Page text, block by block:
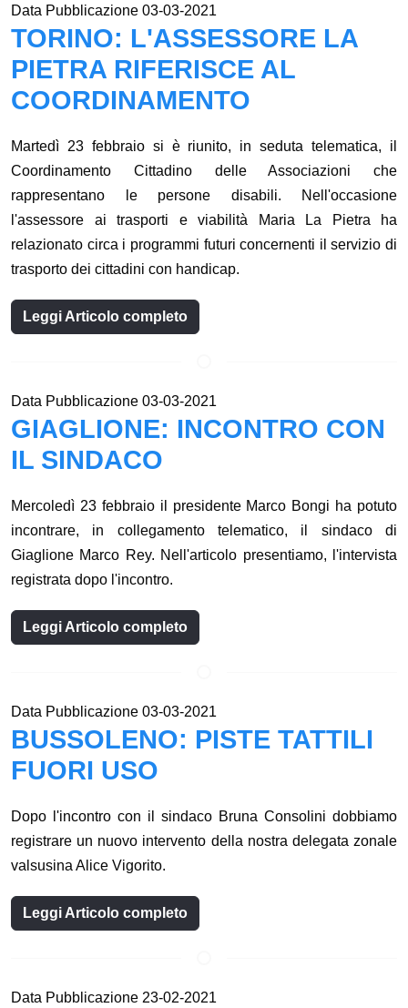
Data Pubblicazione 03-03-2021
TORINO: L'ASSESSORE LA
PIETRA RIFERISCE AL
COORDINAMENTO
Martedì 23 febbraio si è riunito, in seduta telematica, il
Coordinamento Cittadino delle Associazioni che
rappresentano le persone disabili. Nell'occasione
l'assessore ai trasporti e viabilità Maria La Pietra ha
relazionato circa i programmi futuri concernenti il servizio di
trasporto dei cittadini con handicap.
Leggi Articolo completo
Data Pubblicazione 03-03-2021
GIAGLIONE: INCONTRO CON
IL SINDACO
Mercoledì 23 febbraio il presidente Marco Bongi ha potuto
incontrare, in collegamento telematico, il sindaco di
Giaglione Marco Rey. Nell'articolo presentiamo, l'intervista
registrata dopo l'incontro.
Leggi Articolo completo
Data Pubblicazione 03-03-2021
BUSSOLENO: PISTE TATTILI
FUORI USO
Dopo l'incontro con il sindaco Bruna Consolini dobbiamo
registrare un nuovo intervento della nostra delegata zonale
valsusina Alice Vigorito.
Leggi Articolo completo
Data Pubblicazione 23-02-2021